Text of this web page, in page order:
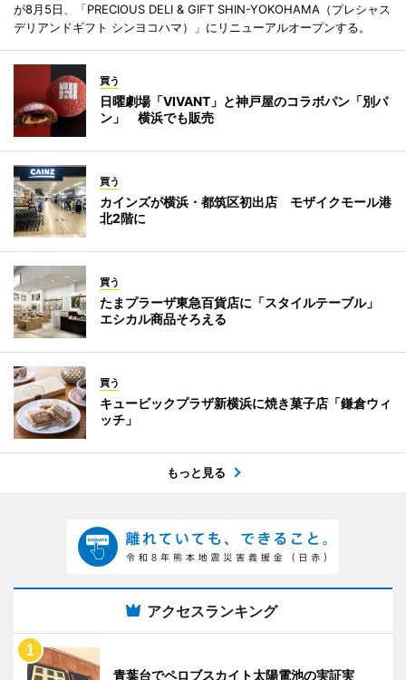
が8月5日、「PRECIOUS DELI & GIFT SHIN-YOKOHAMA（プレシャス
デリアンドギフト シンヨコハマ）」にリニューアルオープンする。
買う
日曜劇場「VIVANT」と神戸屋のコラボパン「別パ
ン」 横浜でも販売
買う
カインズが横浜・都筑区初出店 モザイクモール港
北2階に
買う
たまプラーザ東急百貨店に「スタイルテーブル」
エシカル商品そろえる
買う
キュービックプラザ新横浜に焼き菓子店「鎌倉ウィ
ッチ」
もっと見る
アクセスランキング
青葉台でペロブスカイト太陽電池の実証実